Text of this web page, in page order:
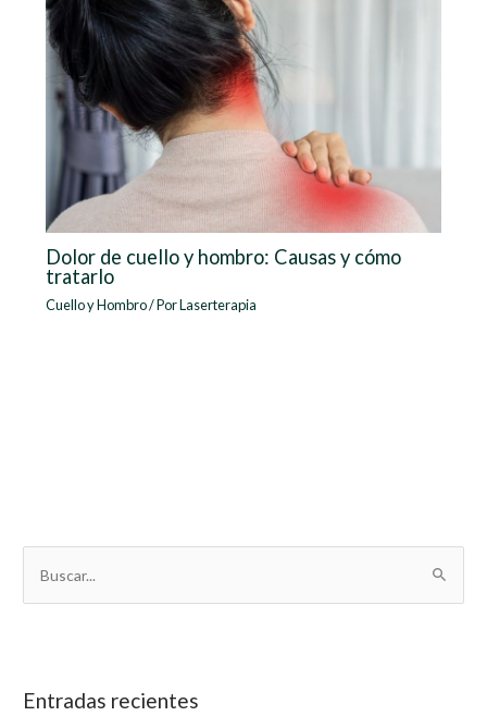
Dolor de cuello y hombro: Causas y cómo
tratarlo
Cuello y Hombro/ PorLaserterapia
u
a
Entradas recientes